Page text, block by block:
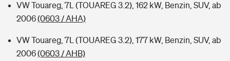
VW Touareg, 7L (TOUAREG 3.2), 162 kW, Benzin, SUV, ab
2006(0603 / AHA)
VW Touareg, 7L (TOUAREG 3.2), 177 kW, Benzin, SUV, ab
2006(0603 / AHB)